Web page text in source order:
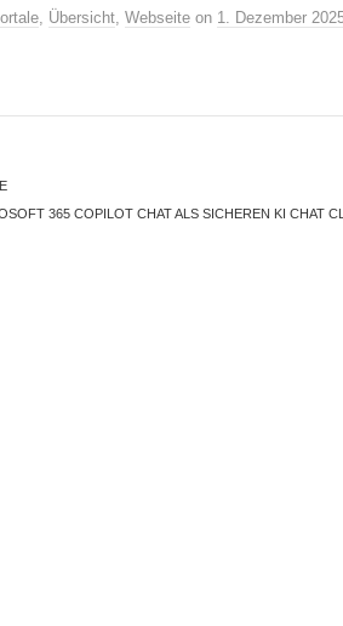
, Übersicht, Webseite on 1. Dezember
365 COPILOT CHAT ALS SICHEREN KI CHAT